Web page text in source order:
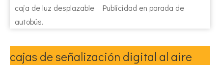
caja de luz desplazable
Publicidad en parada de
autobús.
cajas de señalización digital al aire